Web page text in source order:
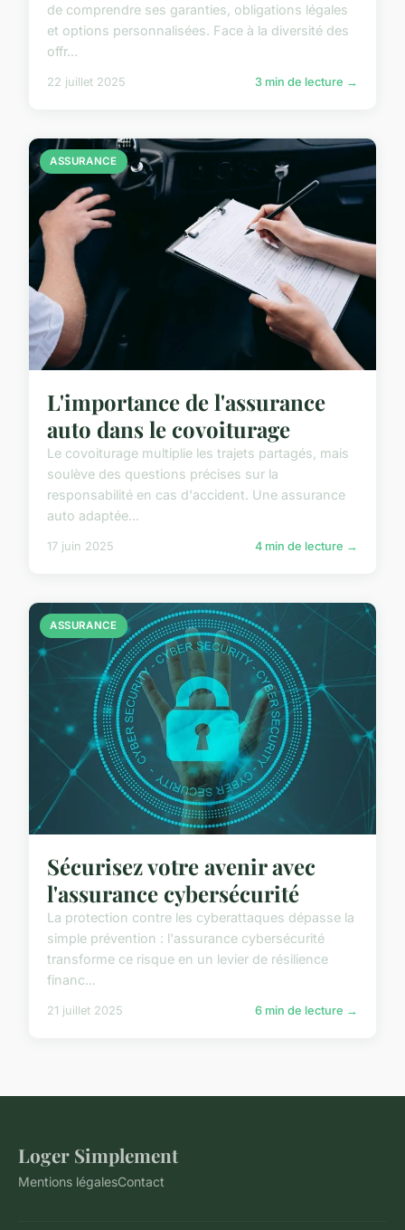
de comprendre ses garanties, obligations légales
et options personnalisées. Face à la diversité des
offr...
22 juillet 2025 3 min de lecture →
ASSURANCE
L'importance de l'assurance
auto dans le covoiturage
Le covoiturage multiplie les trajets partagés, mais
soulève des questions précises sur la
responsabilité en cas d'accident. Une assurance
auto adaptée...
17 juin 2025 4 min de lecture →
ASSURANCE
Sécurisez votre avenir avec
l'assurance cybersécurité
La protection contre les cyberattaques dépasse la
simple prévention : l'assurance cybersécurité
transforme ce risque en un levier de résilience
financ...
21 juillet 2025 6 min de lecture →
Loger Simplement
Mentions légalesContact